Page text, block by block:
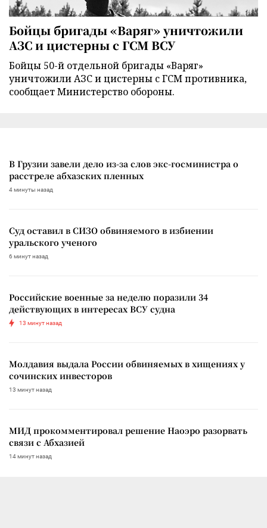
Бойцы бригады «Варяг» уничтожили
АЗС и цистерны с ГСМ ВСУ
Бойцы 50-й отдельной бригады «Варяг»
уничтожили АЗС и цистерны с ГСМ противника,
сообщает Министерство обороны.
В Грузии завели дело из-за слов экс-госминистра о
расстреле абхазских пленных
4 минуты назад
Суд оставил в СИЗО обвиняемого в избиении
уральского ученого
6 минут назад
Российские военные за неделю поразили 34
действующих в интересах ВСУ судна
13 минут назад
Молдавия выдала России обвиняемых в хищениях у
сочинских инвесторов
13 минут назад
МИД прокомментировал решение Наоэро разорвать
связи с Абхазией
14 минут назад